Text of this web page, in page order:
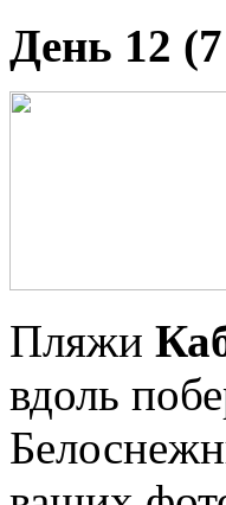
День 12
Пляжи
вдоль